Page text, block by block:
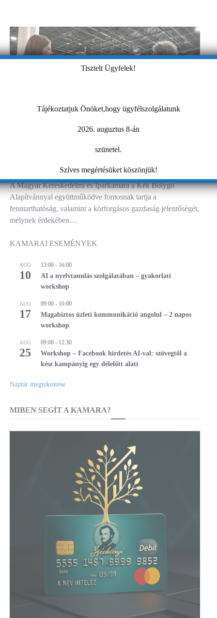
A Magyar Kereskedelmi és Iparkamara a Kék Bolygó
Alapítvánnyal együttműködve fontosnak tartja a
fenntarthatóság, valamint a körforgásos gazdaság jelentőségét,
melynek érdekében…
KAMARAI ESEMÉNYEK
AUG
10
13:00 - 16:00
AI a nyelvtanulás szolgálatában – gyakorlati
workshop
AUG
17
09:00 - 16:00
Magabiztos üzleti kommunikáció angolul – 2 napos
workshop
AUG
25
09:00 - 12:30
Workshop – Facebook hirdetés AI-val: szövegtől a
kész kampányig egy délelőtt alatt
Naptár megtekintése
MIBEN SEGÍT A KAMARA?
Tisztelt Ügyfelek!
Tájékoztatjuk Önöket,hogy ügyfélszolgálatunk
2026. auguztus 8-án
szünetel.
Szíves megértésüket köszönjük!